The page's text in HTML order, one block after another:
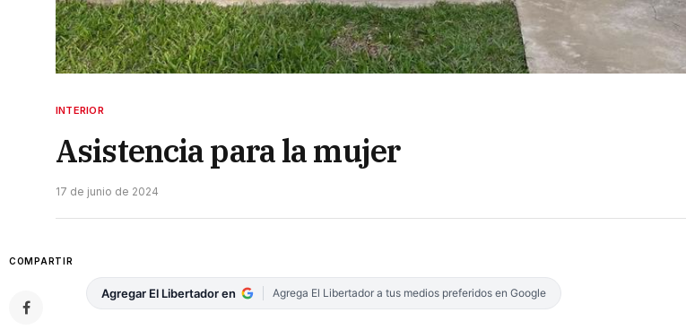
INTERIOR
Asistencia para la mujer
17 de junio de 2024
COMPARTIR
Agregar El Libertador en Agrega El Libertador a tus medios preferidos en Google